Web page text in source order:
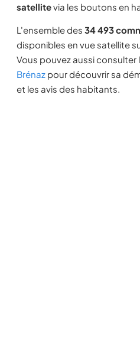
satellitevia les boutons en
L'ensemble des 34 493
disponibles en vue satellite
Vous pouvez aussi consulter
Brénaz pour découvrir sa
et les avis des habitants.